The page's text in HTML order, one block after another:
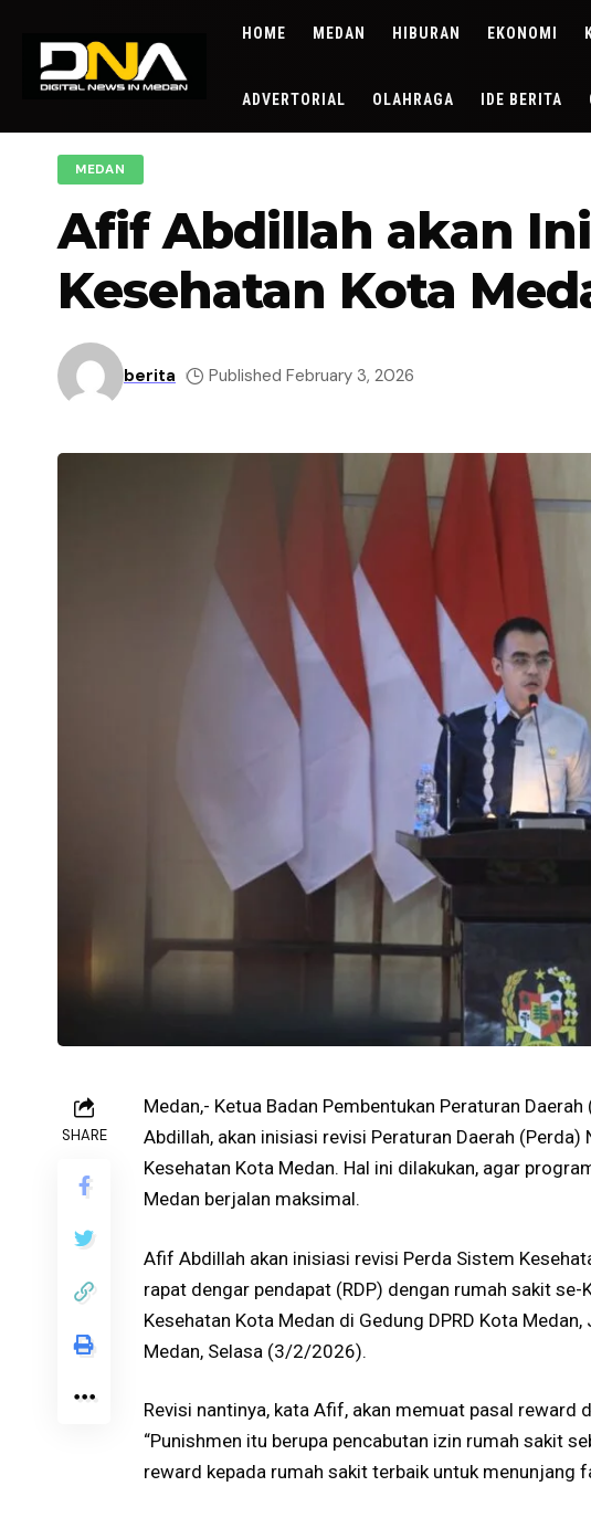
HOME MEDAN HIBURAN EKONOMI
ADVERTORIAL OLAHRAGA IDE BERITA
MEDAN
Afif Abdillah akan
Kesehatan Kota
berita Published February 3, 2026
SHARE
Medan,- Ketua Badan Pembentukan Peraturan
Abdillah, akan inisiasi revisi Peraturan Daerah
Kesehatan Kota Medan. Hal ini dilakukan, agar
Medan berjalan maksimal.
Afif Abdillah akan inisiasi revisi Perda Sistem
rapat dengar pendapat (RDP) dengan rumah sakit se-
Kesehatan Kota Medan di Gedung DPRD Kota
Medan, Selasa (3/2/2026).
Revisi nantinya, kata Afif, akan memuat pasal reward
“Punishmen itu berupa pencabutan izin rumah sakit
reward kepada rumah sakit terbaik untuk menunjang